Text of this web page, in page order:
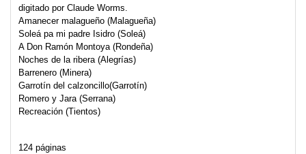
digitado por Claude Worms.
Amanecer malagueño (Malagueña)
Soleá pa mi padre Isidro (Soleá)
A Don Ramón Montoya (Rondeña)
Noches de la ribera (Alegrías)
Barrenero (Minera)
Garrotín del calzoncillo(Garrotín)
Romero y Jara (Serrana)
Recreación (Tientos)
124 páginas